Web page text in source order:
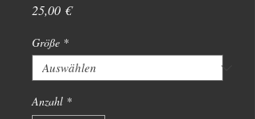
25,00 €Preis
Größe *
Anzahl *